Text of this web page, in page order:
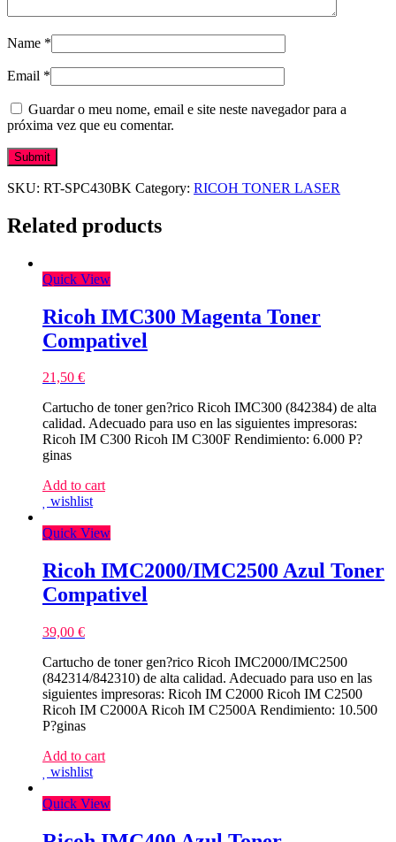
Name *
Email *
Guardar o meu nome, email e site neste navegador para a
próxima vez que eu comentar.
SKU: RT-SPC430BK Category: RICOH TONER LASER
Related products
Quick View
Ricoh IMC300 Magenta Toner
Compativel
21,50 €
Cartucho de toner gen?rico Ricoh IMC300 (842384) de alta
calidad. Adecuado para uso en las siguientes impresoras:
Ricoh IM C300 Ricoh IM C300F Rendimiento: 6.000 P?
ginas
Add to cart
wishlist
Quick View
Ricoh IMC2000/IMC2500 Azul Toner
Compativel
39,00 €
Cartucho de toner gen?rico Ricoh IMC2000/IMC2500
(842314/842310) de alta calidad. Adecuado para uso en las
siguientes impresoras: Ricoh IM C2000 Ricoh IM C2500
Ricoh IM C2000A Ricoh IM C2500A Rendimiento: 10.500
P?ginas
Add to cart
wishlist
Quick View